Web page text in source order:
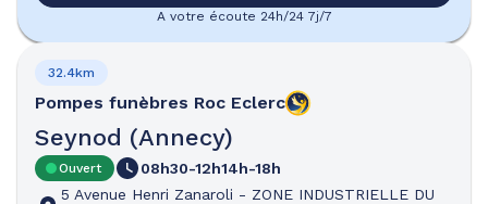
A votre écoute 24h/24 7j/7
Pompes funèbres Roc Eclerc
Seynod (Annecy)
32.4km
Ouvert 08h30-12h14h-18h
5 Avenue Henri Zanaroli - ZONE INDUSTRIELLE DU